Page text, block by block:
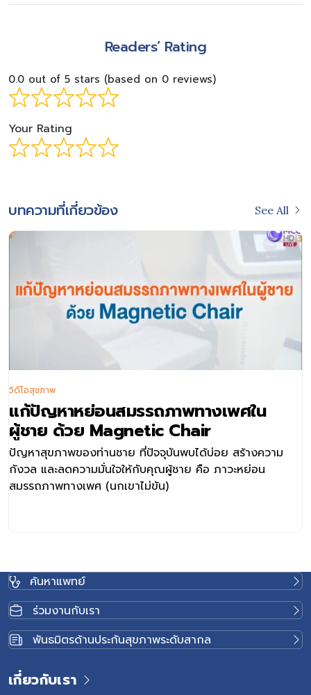
Readers’ Rating
0.0 out of 5 stars (based on 0 reviews)
Your Rating
บทความที่เกี่ยวข้อง See All
แก้ปัญหาหย่อนสมรรถภาพทางเพศใน
ผู้ชาย ด้วย Magnetic Chair
ปัญหาสุขภาพของท่านชาย ที่ปัจจุบันพบได้บ่อย สร้างความ
กังวล และลดความมั่นใจให้กับคุณผู้ชาย คือ ภาวะหย่อน
สมรรถภาพทางเพศ (นกเขาไม่ขัน)
วิดีโอสุขภาพ
ค้นหาแพทย์
ร่วมงานกับเรา
พันธมิตรด้านประกันสุขภาพระดับสากล
เกี่ยวกับเรา